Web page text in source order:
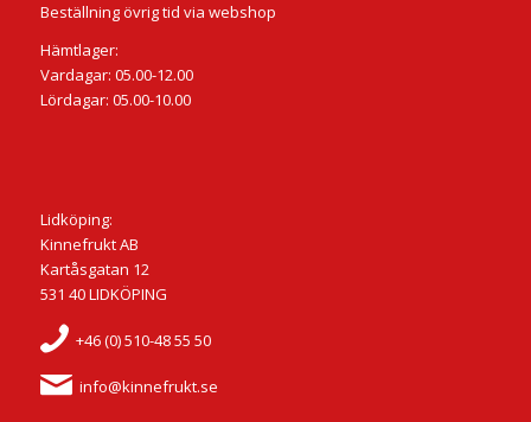
Beställning övrig tid via webshop
Hämtlager:
Vardagar: 05.00-12.00
Lördagar: 05.00-10.00
Lidköping:
Kinnefrukt AB
Kartåsgatan 12
531 40 LIDKÖPING
+46 (0) 510-48 55 50
info@kinnefrukt.se